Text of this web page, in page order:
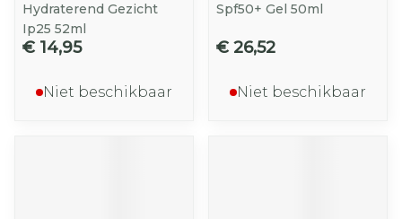
Hydraterend Gezicht
Ip25 52ml
€ 14,95
Niet beschikbaar
Spf50+ Gel 50ml
€ 26,52
Niet beschikbaar